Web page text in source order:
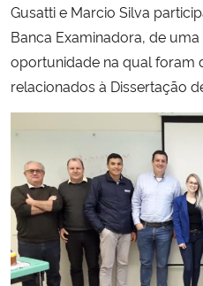
Gusatti e Marcio Silva
Banca Examinadora, de
oportunidade na qual foram
relacionados à Dissertação